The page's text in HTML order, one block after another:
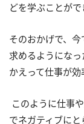
どを学ぶことがで
そのおかげで、
求めるようになっ
かえって仕事が効
このように仕事
でネガティブに